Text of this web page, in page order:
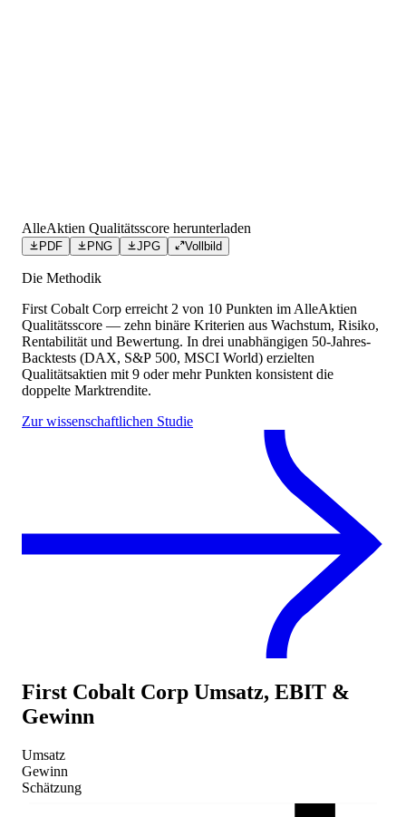
AlleAktien Qualitätsscore herunterladen
PDF PNG JPG Vollbild
Die Methodik
First Cobalt Corp erreicht 2 von 10 Punkten im AlleAktien
Qualitätsscore — zehn binäre Kriterien aus Wachstum, Risiko,
Rentabilität und Bewertung. In drei unabhängigen 50-Jahres-
Backtests (DAX, S&P 500, MSCI World) erzielten
Qualitätsaktien mit 9 oder mehr Punkten konsistent die
doppelte Marktrendite.
Zur wissenschaftlichen Studie
First Cobalt Corp Umsatz, EBIT &
Gewinn
Umsatz
Gewinn
Schätzung